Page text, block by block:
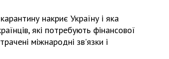
накриє Україну і яка
які потребують фінансової
міжнародні зв'язки і